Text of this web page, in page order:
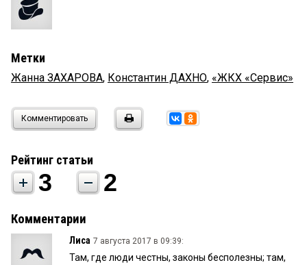
Метки
Жанна ЗАХАРОВА, Константин ДАХНО, «ЖКХ «Сервис»
Комментировать
Рейтинг статьи
3 2
Комментарии
Лиса 7 августа 2017 в 09:39:
Там, где люди честны, законы бесполезны; там,